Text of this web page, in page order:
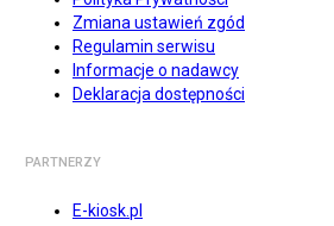
Zmiana ustawień zgód
Regulamin serwisu
Informacje o nadawcy
Deklaracja dostępności
PARTNERZY
E-kiosk.pl